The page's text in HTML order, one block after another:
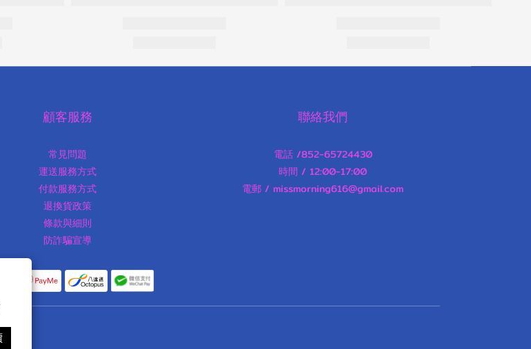
顧客服務
常見問題
運送服務方式
付款服務方式
退換貨政策
條款與細則
防詐騙宣導
聯絡我們
電話 /852-65724430
時間 / 12:00-17:00
電郵 / missmorning616@gmail.com